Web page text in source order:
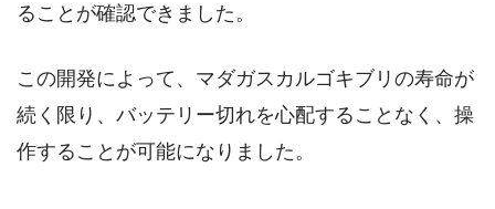
ることが確認できました。
この開発によって、マダガスカルゴキブリの寿命が
続く限り、バッテリー切れを心配することなく、操
作することが可能になりました。